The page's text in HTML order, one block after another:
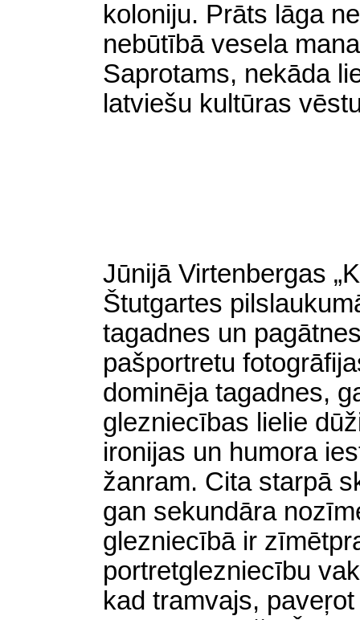
koloniju. Prāts lāga
nebūtībā vesela
Saprotams, nekāda
latviešu kultūras
Jūnijā Virtenbergas
Štutgartes
tagadnes un
pašportretu
dominēja tagadnes,
glezniecības lielie
ironijas un humora
žanram. Cita starpā
gan sekundāra
glezniecībā ir
portretglezniecību
kad tramvajs,